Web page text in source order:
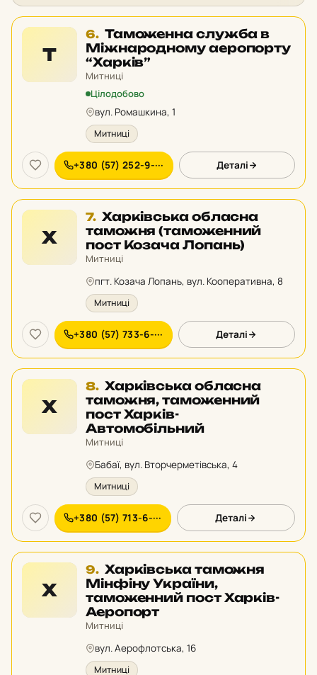
Т
6. Місце
6
у
рейтингу:
Таможенна служба в
Міжнародному аеропорту
“Харків”
Митниці
Цілодобово
вул. Ромашкина, 1
Митниці
+380 (57) 252-9-··· Деталі
Х
7. Місце
7
у
рейтингу:
Харківська обласна
таможня (таможенний
пост Козача Лопань)
Митниці
пгт. Козача Лопань, вул. Кооперативна, 8
Митниці
+380 (57) 733-6-··· Деталі
Х
8. Місце
8
у
рейтингу:
Харківська обласна
таможня, таможенний
пост Харків-
Автомобільний
Митниці
Бабаї, вул. Вторчерметівська, 4
Митниці
+380 (57) 713-6-··· Деталі
Х
9. Місце
9
у
рейтингу:
Харківська таможня
Мінфіну України,
таможенний пост Харків-
Аеропорт
Митниці
вул. Аерофлотська, 16
Митниці